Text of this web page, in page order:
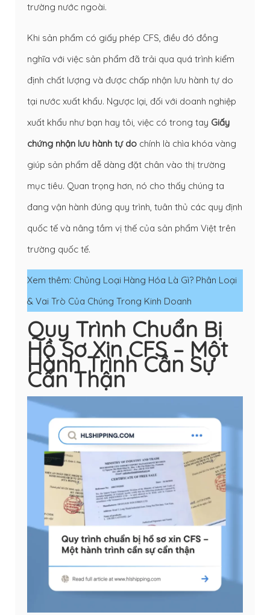
trường nước ngoài.
Khi sản phẩm có giấy phép CFS, điều đó đồng
nghĩa với việc sản phẩm đã trải qua quá trình kiểm
định chất lượng và được chấp nhận lưu hành tự do
tại nước xuất khẩu. Ngược lại, đối với doanh nghiệp
xuất khẩu như bạn hay tôi, việc có trong tay Giấy
chứng nhận lưu hành tự do chính là chìa khóa vàng
giúp sản phẩm dễ dàng đặt chân vào thị trường
mục tiêu. Quan trọng hơn, nó cho thấy chúng ta
đang vận hành đúng quy trình, tuân thủ các quy định
quốc tế và nâng tầm vị thế của sản phẩm Việt trên
trường quốc tế.
Xem thêm: Chủng Loại Hàng Hóa Là Gì? Phân Loại
& Vai Trò Của Chúng Trong Kinh Doanh
Quy Trình Chuẩn Bị
Hồ Sơ Xin CFS – Một
Hành Trình Cần Sự
Cẩn Thận